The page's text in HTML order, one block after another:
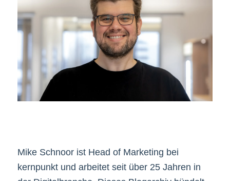
Mike Schnoor ist Head of Marketing bei
kernpunkt und arbeitet seit über 25 Jahren in